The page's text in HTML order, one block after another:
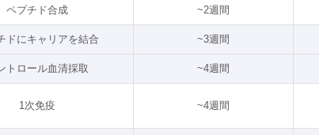
ペプチド合成 ~2週間
ドにキャリアを結合 ~3週間
トロール血清採取 ~4週間
1次免疫 ~4週間